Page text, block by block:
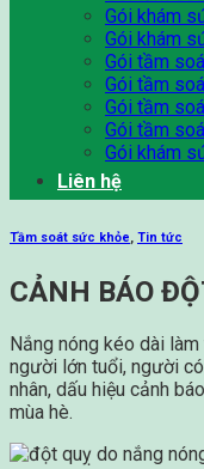
Gói khám
Gói khám
Gói tầm
Gói tầm
Gói tầm
Gói tầm
Gói khám
Liên hệ
Tầm soát sức khỏe, Tin tức
CẢNH BÁO
Nắng nóng kéo dài
người lớn tuổi, người
nhân, dấu hiệu cảnh
mùa hè.